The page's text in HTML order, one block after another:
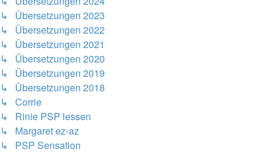
↳ Übersetzungen 2023
↳ Übersetzungen 2022
↳ Übersetzungen 2021
↳ Übersetzungen 2020
↳ Übersetzungen 2019
↳ Übersetzungen 2018
↳ Corrie
↳ Rinie PSP lessen
↳ Margaret ez-az
↳ PSP Sensation